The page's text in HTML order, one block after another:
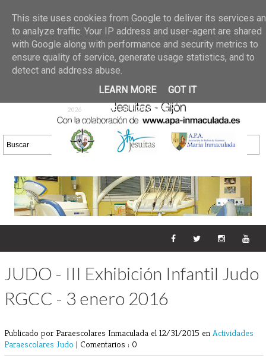
02 jun 2026
GALERIA DE FOTOS
30/05/2026
25 may 2026
GALERIA
DE FOTOS 23/05/2026
20 may
2026
GALERIA DE FOTOS
16/05/2026
DE FOTOS 09/05/2026
28 abr
2026
GALERIA DE FOTOS 25 Y
26/04/2026
JUDO - III Exhibición Infantil Judo
RGCC - 3 enero 2016
Publicado por Paraescolares Inmaculada el 12/31/2015 en Actividades
Paraescolares Judo | Comentarios : 0
This site uses cookies from Google to deliver its services
to analyze traffic. Your IP address and user-agent are shared
with Google along with performance and security metrics to
ensure quality of service, generate usage statistics, and to
detect and address abuse.
LEARN MORE
GOT IT